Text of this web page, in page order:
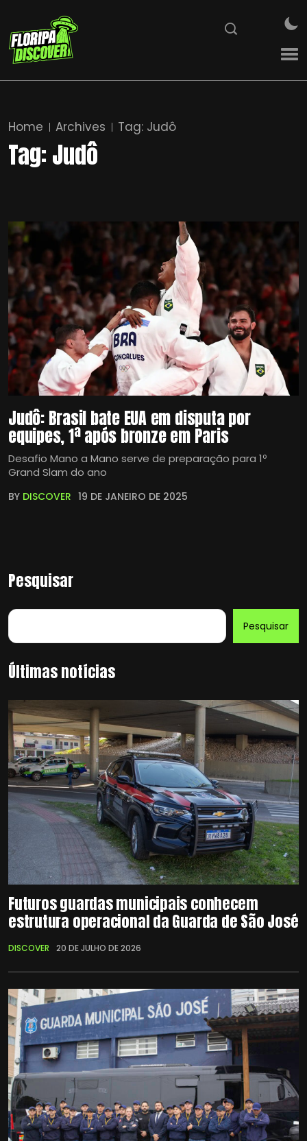
Home Archives Tag: Judô
Tag:Judô
Judô: Brasil bate EUA em disputa por
equipes, 1ª após bronze em Paris
Desafio Mano a Mano serve de preparação para 1º
Grand Slam do ano
BY DISCOVER 19 DE JANEIRO DE 2025
Pesquisar
Pesquisar
Últimas notícias
Futuros guardas municipais conhecem
estrutura operacional da Guarda de São José
DISCOVER 20 DE JULHO DE 2026